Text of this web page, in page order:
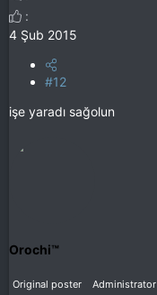
4 Şub 2015
#12
işe yaradı sağolun
Orochi™
Original poster Administrator